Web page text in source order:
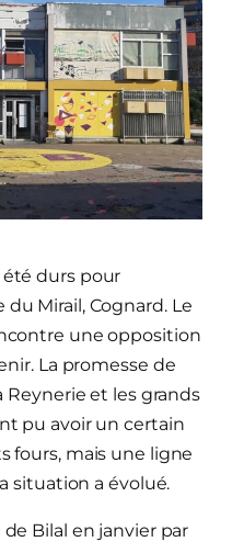
durs pour
Mirail, Cognard. Le
une opposition
La promesse de
Reynerie et les grands
pu avoir un certain
fours, mais une ligne
situation a évolué.
Bilal en janvier par